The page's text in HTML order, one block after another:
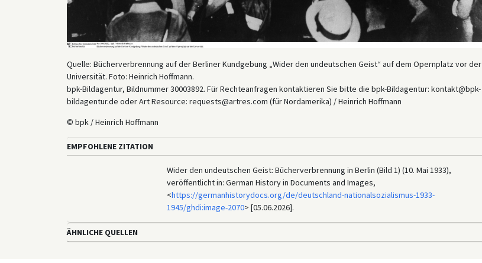
Quelle: Bücherverbrennung auf der Berliner Kundgebung „Wider den undeutschen Geist“ auf dem Opernplatz vor der
Universität. Foto: Heinrich Hoffmann.
bpk-Bildagentur, Bildnummer 30003892. Für Rechteanfragen kontaktieren Sie bitte die bpk-Bildagentur: kontakt@bpk-
bildagentur.de oder Art Resource: requests@artres.com (für Nordamerika) / Heinrich Hoffmann
© bpk / Heinrich Hoffmann
EMPFOHLENE ZITATION
Wider den undeutschen Geist: Bücherverbrennung in Berlin (Bild 1) (10. Mai 1933),
veröffentlicht in: German History in Documents and Images,
<https://germanhistorydocs.org/de/deutschland-nationalsozialismus-1933-
1945/ghdi:image-2070> [05.06.2026].
ÄHNLICHE QUELLEN